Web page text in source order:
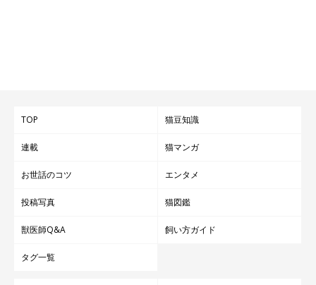
TOP 猫豆知識
連載 猫マンガ
お世話のコツ エンタメ
投稿写真 猫図鑑
獣医師Q&A 飼い方ガイド
タグ一覧